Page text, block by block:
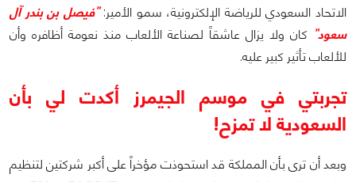
الاتحاد السعودي للرياضة الإلكترونية، سمو الأمير:"فيصل بن بندر آل
سعود" كان ولا يزال عاشقاً لصناعة الألعاب منذ نعومة أظافره وأن
للألعاب تأثير كبير عليه.
تجربتي في موسم الجيمرز أكدت لي بأن
السعودية لا تمزح!
وبعد أن ترى بأن المملكة قد استحوذت مؤخراً على أكبر شركتين لتنظيم